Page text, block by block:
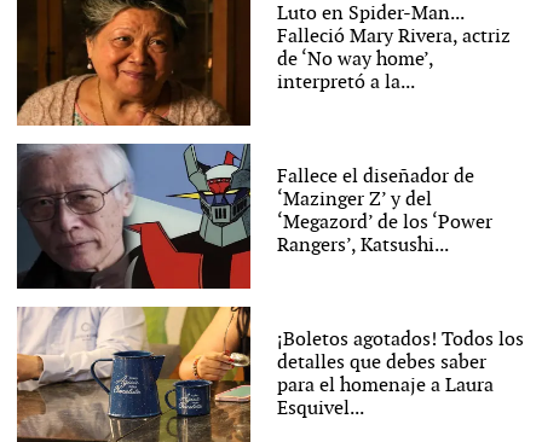
Luto en Spider-Man...
Falleció Mary Rivera, actriz
de ‘No way home’,
interpretó a la...
Fallece el diseñador de
‘Mazinger Z’ y del
‘Megazord’ de los ‘Power
Rangers’, Katsushi...
¡Boletos agotados! Todos los
detalles que debes saber
para el homenaje a Laura
Esquivel...